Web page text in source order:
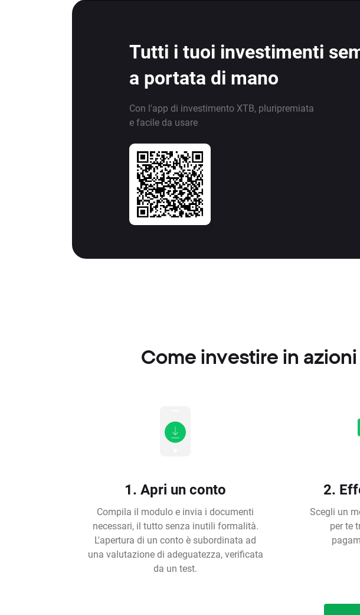
Tutti i tuoi investimenti
a portata di mano
Con l'app di investimento XTB, pluripremiata
e facile da usare
Come investire in
1. Apri un conto
Compila il modulo e invia i documenti
necessari, il tutto senza inutili formalità.
L'apertura di un conto è subordinata ad
una valutazione di adeguatezza, verificata
da un test.
2.
Scegli un
per te